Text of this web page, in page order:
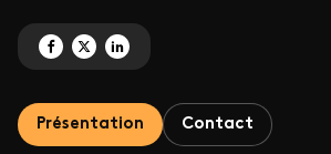
Partagez 'L’univers du Studio Ghibli arrive sur
Partagez 'L’univers du Studio Ghibli arrive
Partagez 'L’univers du Studio Ghibli
Présentation Contact